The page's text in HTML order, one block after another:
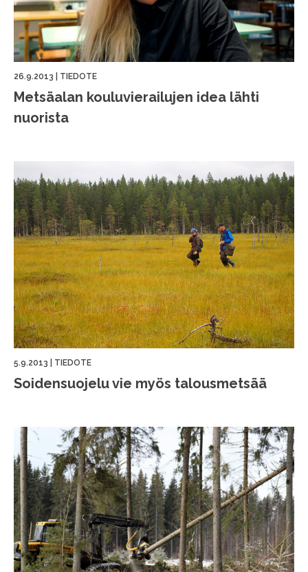
26.9.2013 TIEDOTE
Metsäalan kouluvierailujen idea lähti
nuorista
5.9.2013 TIEDOTE
Soidensuojelu vie myös talousmetsää